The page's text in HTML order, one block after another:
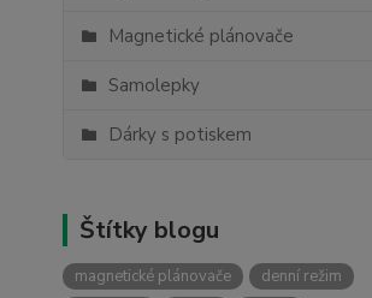
Magnetické plánovače
Samolepky
Dárky s potiskem
Štítky blogu
magnetické plánovače
denní režim